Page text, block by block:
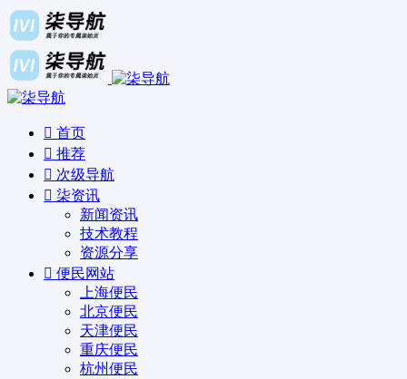
首页
推荐
次级导航
柒资讯
新闻资讯
技术教程
资源分享
便民网站
上海便民
北京便民
天津便民
重庆便民
杭州便民